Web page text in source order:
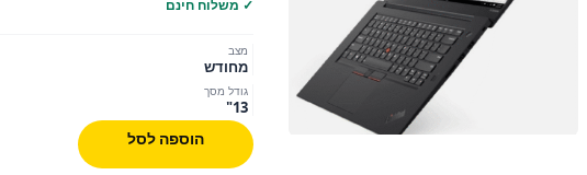
✓ משלוח חינם
מצב
מחודש
גודל מסך
13"
הוספה לסל